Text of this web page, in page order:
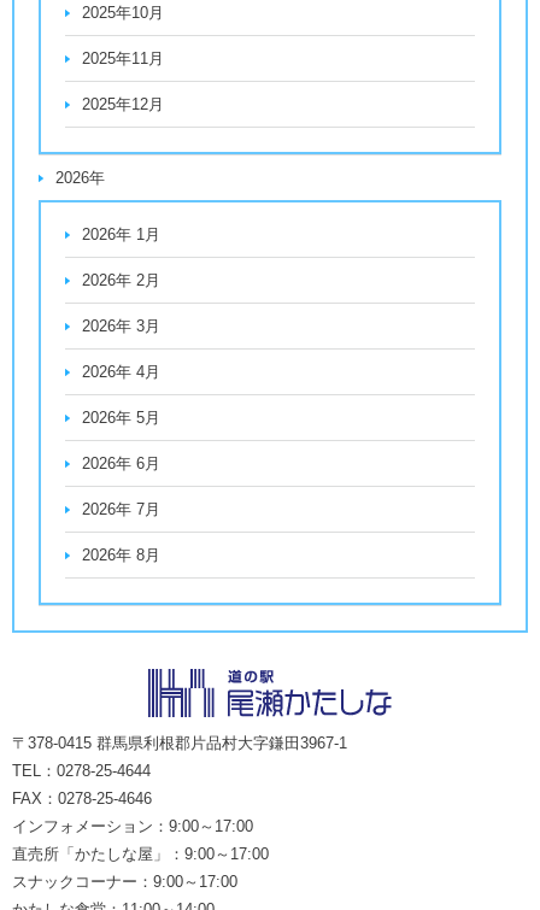
2025年10月
2025年11月
2025年12月
2026年
2026年 1月
2026年 2月
2026年 3月
2026年 4月
2026年 5月
2026年 6月
2026年 7月
2026年 8月
〒378-0415 群馬県利根郡片品村大字鎌田3967-1
TEL：0278-25-4644
FAX：0278-25-4646
インフォメーション：9:00～17:00
直売所「かたしな屋」：9:00～17:00
スナックコーナー：9:00～17:00